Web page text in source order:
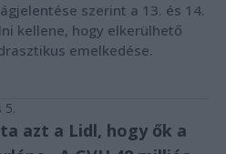
szerint a 13. és 14.
kellene, hogy elkerülhető
emelkedése.
5.
azt a Lidl, hogy ők a